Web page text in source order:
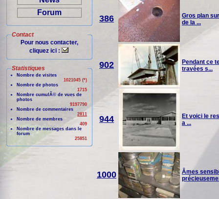
Forum
Contact
Pour nous contacter,
cliquez ici :
Statistiques
Nombre de visites
1021045 (*)
Nombre de photos
1715
Nombre cumulÃ© de vues de
photos
9197790
Nombre de commentaires
2811
Nombre de membres
409
Nombre de messages dans le
forum
25851
386
Gros plan
de la ...
902
Pendant ce
travées s...
944
Et voici le
a ...
1000
Âmes